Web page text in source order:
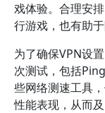
戏体验。合理安
行游戏，也有助
为了确保VPN设
次测试，包括
些网络测速工具
性能表现，从而